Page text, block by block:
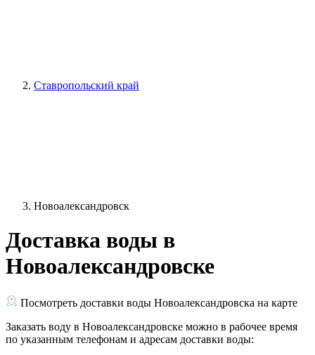
Ставропольский край
Новоалександровск
Доставка воды в
Новоалександровске
Посмотреть доставки воды Новоалександровска на карте
Заказать воду в Новоалександровске можно в рабочее время
по указанным телефонам и адресам доставки воды: